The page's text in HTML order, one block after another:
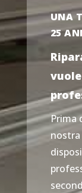
UNA
25
Prima
nostra